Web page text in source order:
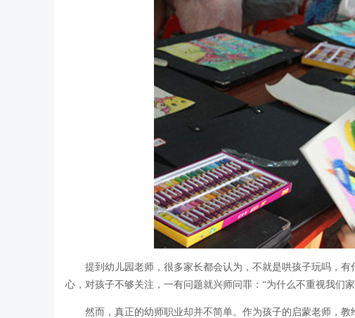
提到幼儿园老师，很多家长都会认为，不就是哄孩子玩吗，
心，对孩子不够关注，一有问题就兴师问罪：“为什么不重视我们
然而，真正的幼师职业却并不简单。作为孩子的启蒙老师，